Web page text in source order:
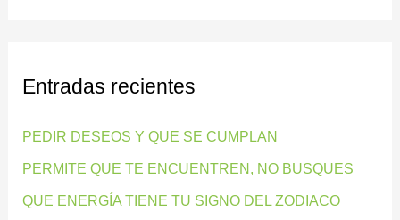
a
p
o
r
Entradas recientes
PEDIR DESEOS Y QUE SE CUMPLAN
PERMITE QUE TE ENCUENTREN, NO BUSQUES
QUE ENERGÍA TIENE TU SIGNO DEL ZODIACO